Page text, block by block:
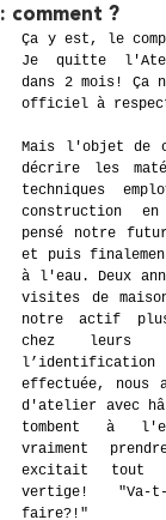
: comment ?
Ça y est, le
Je quitte
dans 2 mois! Ça
officiel à
Mais l'objet de
décrire les
techniques
construction
pensé notre
et puis
à l'eau. Deux
visites de
notre actif
chez leurs
l’identification
effectuée, nous
d'atelier avec
tombent à
vraiment
excitait tout
vertige! "Va-
faire?!"